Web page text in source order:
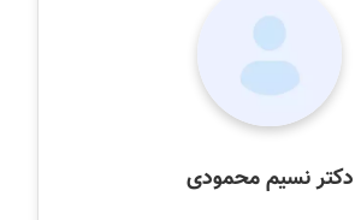
دکتر نسیم محمودی